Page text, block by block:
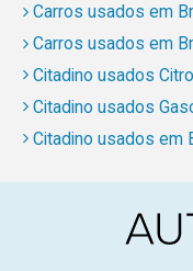
Carros usados em
Carros usados em
Citadino usados
Citadino usados
Citadino usados em